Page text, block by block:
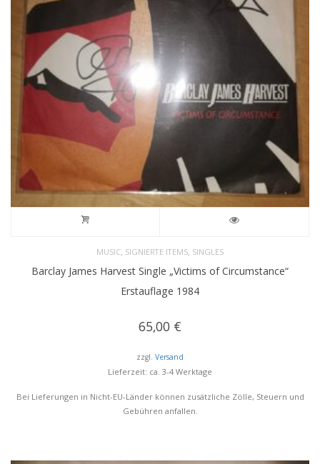
MUSIC SIGNIERTE ITEMS SINGLES
Barclay James Harvest Single „Victims of Circumstance“
Erstauflage 1984
65,00 €
zzgl. Versand
Lieferzeit: ca. 3-4 Werktage
Bei Lieferungen in Nicht-EU-Länder können zusätzliche Zölle, Steuern und
Gebühren anfallen.